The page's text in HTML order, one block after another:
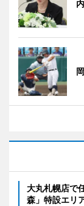
大丸札幌店で
森」特設エリ